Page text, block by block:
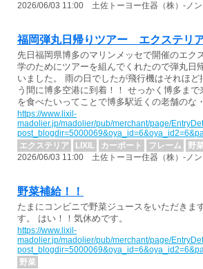
2026/06/03 11:00 土佐トーヨー住器（株）-ノ
福岡弾丸日帰りツアー エクステリ
先日福岡県博多のマリンメッセで開催のエク
学のためにツアーを組んでくれたので弾丸日
いました。 雨の日でしたが飛行機はそれほ
う間に博多空港に到着！！ せっかく博多ま
を食べたいってことで博多駅近くの老舗のな
https://www.lixil-
madolier.jp/madolier/pub/merchant/page/
エクステリア
LIXIL カーポート フレーム
野
2026/06/03 11:00 土佐トーヨー住器（株）-ノ
野菜補給！！
たまにコンビニで野菜ジュースをいただきま
す。 はい！！気休めです。
https://www.lixil-
madolier.jp/madolier/pub/merchant/page/
野菜